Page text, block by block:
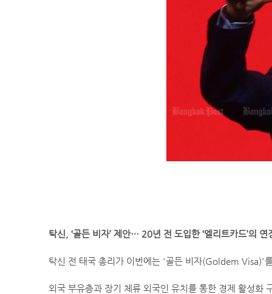
탁신, ‘골든 비자’ 제안… 20년 전 도입한 ‘엘리트카드’의 연
탁신 전 태국 총리가 이번에는 '골든 비자(Goldem Visa)'
외국 부유층과 장기 체류 외국인 유치를 통한 경제 활성화